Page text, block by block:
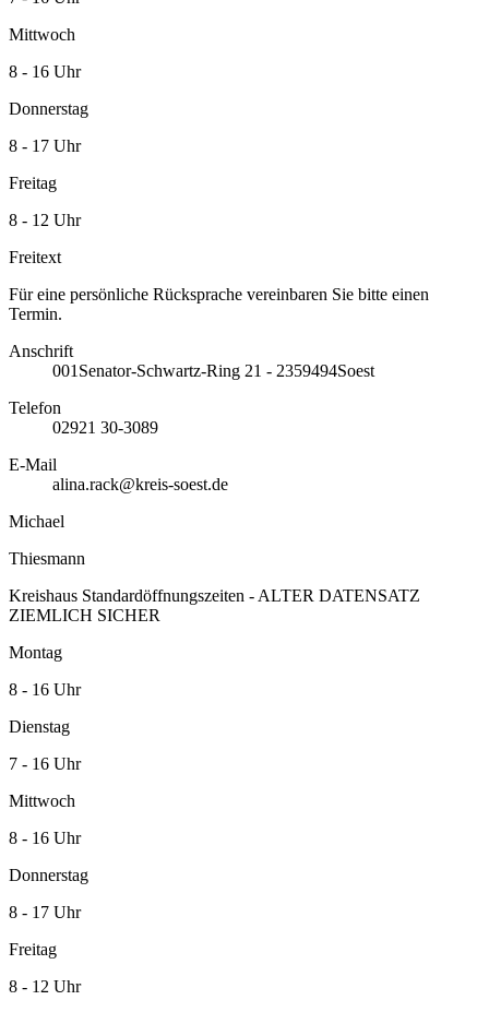
Mittwoch
8 - 16 Uhr
Donnerstag
8 - 17 Uhr
Freitag
8 - 12 Uhr
Freitext
Für eine persönliche Rücksprache vereinbaren Sie bitte einen
Termin.
Anschrift
001 Senator-Schwartz-Ring 21 - 2359494Soest
Telefon
02921 30-3089
E-Mail
alina.rack@kreis-soest.de
Michael
Thiesmann
Kreishaus Standardöffnungszeiten - ALTER DATENSATZ
ZIEMLICH SICHER
Montag
8 - 16 Uhr
Dienstag
7 - 16 Uhr
Mittwoch
8 - 16 Uhr
Donnerstag
8 - 17 Uhr
Freitag
8 - 12 Uhr